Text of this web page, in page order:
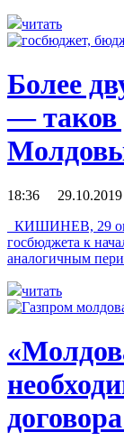
читать
Более
— таков
18:36 29.10.2019
КИШИНЕВ, 29
госбюджета к
аналогичным
читать